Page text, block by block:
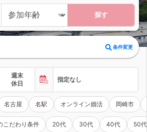
探す
条件変更
週末
休日
指定なし
名古屋 名駅 オンライン婚活 岡崎市
こだわり条件 20代 30代 40代 50代